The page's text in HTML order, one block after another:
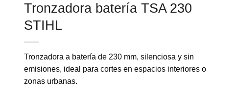
Tronzadora batería TSA 230
STIHL
Tronzadora a batería de 230 mm, silenciosa y sin
emisiones, ideal para cortes en espacios interiores o
zonas urbanas.